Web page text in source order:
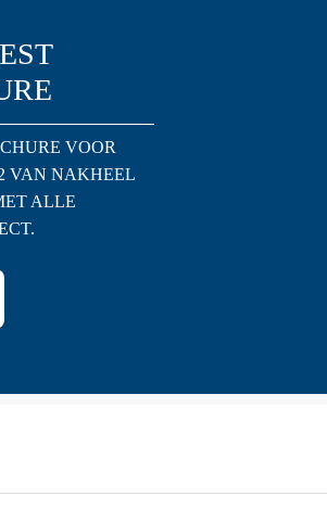
VOOR
VAN NAKHEEL
ALLE